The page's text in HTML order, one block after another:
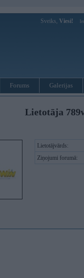
Sveiks, Viesi!
Forums Galerijas
Lietotāja
Lietotājvārds:
Ziņojumi forumā: